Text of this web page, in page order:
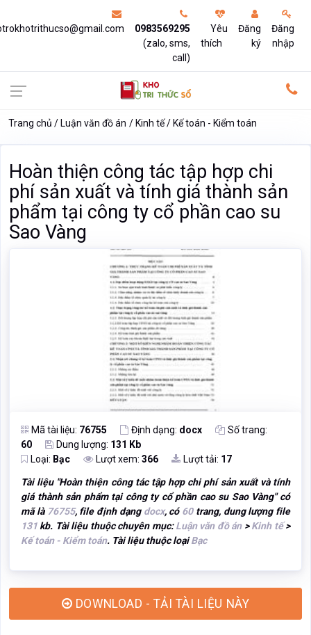
0983569295
(zalo, sms,
call)
Yêu
thích
Đăng
ký
Đăng
nhập
Trang chủ Luận văn đồ án Kinh tế Kế toán - Kiểm toán
Hoàn thiện công tác tập hợp chi
phí sản xuất và tính giá thành sản
phẩm tại công ty cổ phần cao su
Sao Vàng
Mã tài liệu: 76755 Định dạng: docx
Số trang:
60
Dung lượng: 131 Kb
Loại: Bạc Lượt xem: 366 Lượt tải: 17
Tài liệu "Hoàn thiện công tác tập hợp chi phí sản xuất và tính
giá thành sản phẩm tại công ty cổ phần cao su Sao Vàng" có
mã là 76755, file định dạng docx, có 60trang, dung lượng file
131 kb. Tài liệu thuộc chuyên mục:Luận văn đồ án>Kinh tế>
Kế toán - Kiểm toán. Tài liệu thuộc loạiBạc
DOWNLOAD - TẢI TÀI LIỆU NÀY